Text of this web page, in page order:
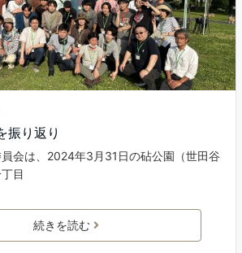
振り返り
会は、2024年3月31日の砧公園（世田谷
目
続きを読む